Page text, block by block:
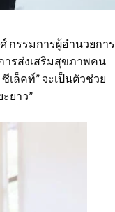
กรรมการผู้อำนวยการ
ารส่งเสริมสุขภาพคน
ล็คท์” จะเป็นตัวช่วย
ยาว”